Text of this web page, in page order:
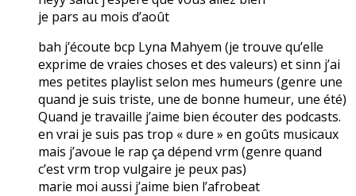
je pars au mois d’août
bah j’écoute bcp Lyna Mahyem (je trouve qu’elle
exprime de vraies choses et des valeurs) et sinn j’ai
mes petites playlist selon mes humeurs (genre une
quand je suis triste, une de bonne humeur, une été)
Quand je travaille j’aime bien écouter des podcasts.
en vrai je suis pas trop « dure » en goûts musicaux
mais j’avoue le rap ça dépend vrm (genre quand
c’est vrm trop vulgaire je peux pas)
marie moi aussi j’aime bien l’afrobeat